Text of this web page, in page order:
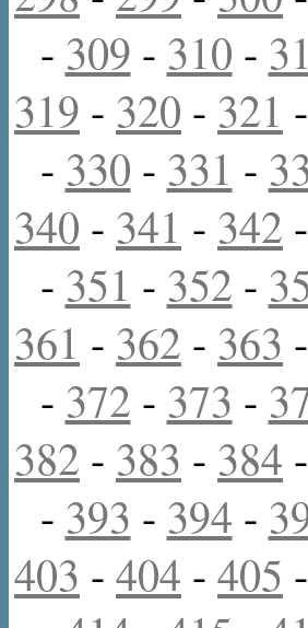
- 309 - 310 -
319 - 320 - 321 -
- 330 - 331 -
340 - 341 - 342 -
- 351 - 352 -
361 - 362 - 363 -
- 372 - 373 -
382 - 383 - 384 -
- 393 - 394 -
403 - 404 - 405 -